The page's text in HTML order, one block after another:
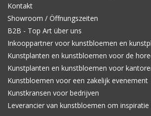
Kontakt
Showroom / Öffnungszeiten
B2B - Top Art über uns
Inkooppartner voor kunstbloemen en
Kunstplanten en kunstbloemen voor de
Kunstplanten en kunstbloemen voor
Kunstbloemen voor een zakelijk evenement
Kunstkransen voor bedrijven
Leverancier van kunstbloemen om